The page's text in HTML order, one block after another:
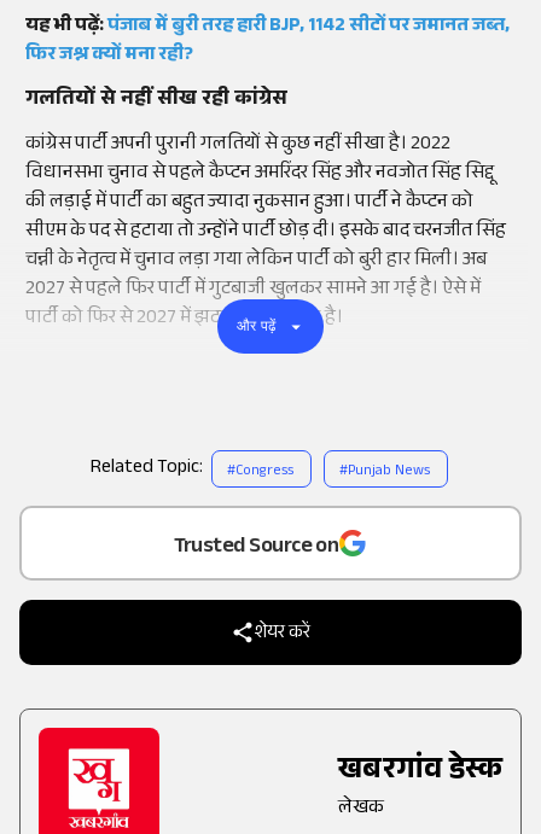
Add
as a
Trusted Source on
शेयर करें
खबरगांव डेस्क
लेखक
यह भी पढ़ें:पंजाब में बुरी तरह हारी BJP, 1142 सीटों पर जमानत जब्त,
फिर जश्न क्यों मना रही?
गलतियों से नहीं सीख रही कांग्रेस
कांग्रेस पार्टी अपनी पुरानी गलतियों से कुछ नहीं सीखा है। 2022
विधानसभा चुनाव से पहले कैप्टन अमरिंदर सिंह और नवजोत सिंह सिद्दू
की लड़ाई में पार्टी का बहुत ज्यादा नुकसान हुआ। पार्टी ने कैप्टन को
सीएम के पद से हटाया तो उन्होंने पार्टी छोड़ दी। इसके बाद चरनजीत सिंह
चन्नी के नेतृत्व में चुनाव लड़ा गया लेकिन पार्टी को बुरी हार मिली। अब
2027 से पहले फिर पार्टी में गुटबाजी खुलकर सामने आ गई है। ऐसे में
पार्टी को फिर से 2027 में झटका लग सकता है।
और पढ़ें
Related Topic: #Congress #Punjab News